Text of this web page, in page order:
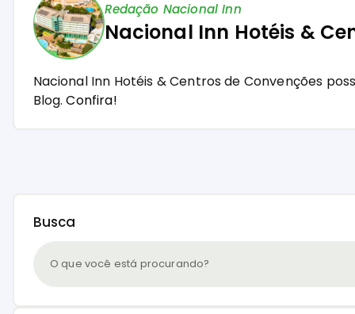
Redação Nacional Inn
Nacional Inn Hotéis &
Nacional Inn Hotéis & Centros de Convenções
Blog.Confira!
Busca